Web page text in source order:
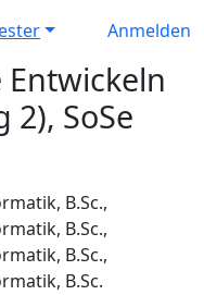
Anmelden
2), SoSe
B.Sc.,
B.Sc.,
B.Sc.,
B.Sc.